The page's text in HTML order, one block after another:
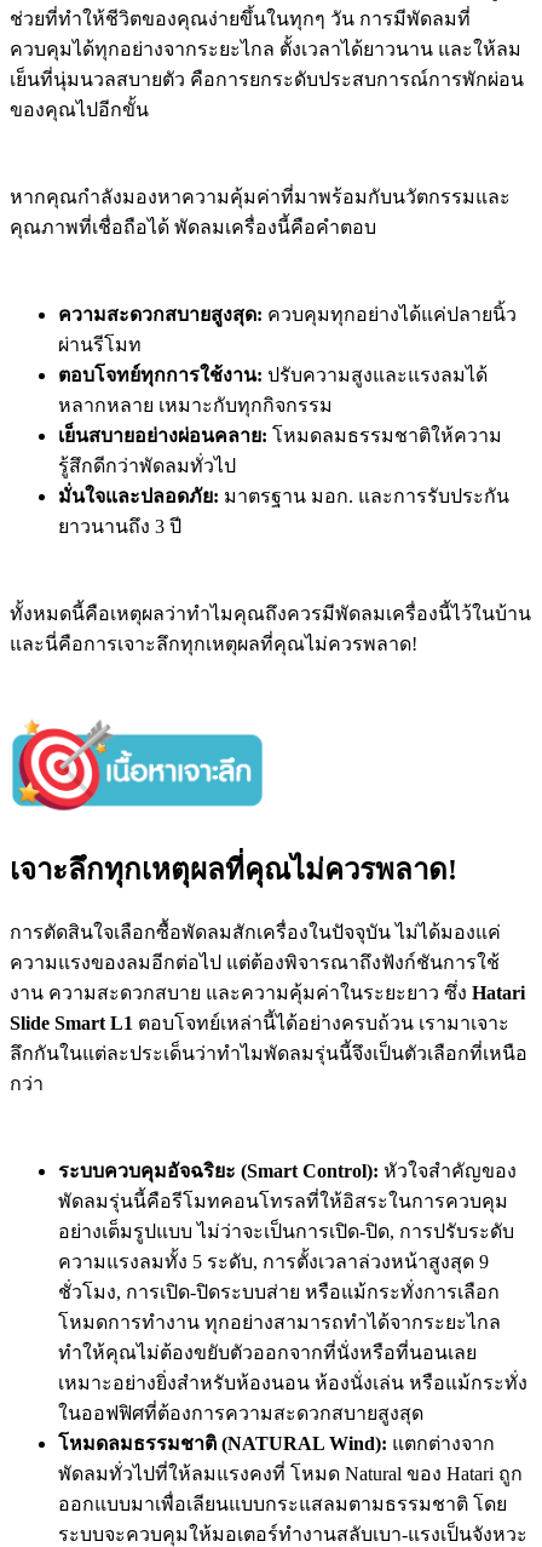
ช่วยที่ทำให้ชีวิตของคุณง่ายขึ้นในทุกๆ วัน การมีพัดลมที่
ควบคุมได้ทุกอย่างจากระยะไกล ตั้งเวลาได้ยาวนาน และให้ลม
เย็นที่นุ่มนวลสบายตัว คือการยกระดับประสบการณ์การพักผ่อน
ของคุณไปอีกขั้น
หากคุณกำลังมองหาความคุ้มค่าที่มาพร้อมกับนวัตกรรมและ
คุณภาพที่เชื่อถือได้ พัดลมเครื่องนี้คือคำตอบ
ความสะดวกสบายสูงสุด: ควบคุมทุกอย่างได้แค่ปลายนิ้ว
ผ่านรีโมท
ตอบโจทย์ทุกการใช้งาน: ปรับความสูงและแรงลมได้
หลากหลาย เหมาะกับทุกกิจกรรม
เย็นสบายอย่างผ่อนคลาย: โหมดลมธรรมชาติให้ความ
รู้สึกดีกว่าพัดลมทั่วไป
มั่นใจและปลอดภัย: มาตรฐาน มอก. และการรับประกัน
ยาวนานถึง 3 ปี
ทั้งหมดนี้คือเหตุผลว่าทำไมคุณถึงควรมีพัดลมเครื่องนี้ไว้ในบ้าน
และนี่คือการเจาะลึกทุกเหตุผลที่คุณไม่ควรพลาด!
เจาะลึกทุกเหตุผลที่คุณไม่ควรพลาด!
การตัดสินใจเลือกซื้อพัดลมสักเครื่องในปัจจุบัน ไม่ได้มองแค่
ความแรงของลมอีกต่อไป แต่ต้องพิจารณาถึงฟังก์ชันการใช้
งาน ความสะดวกสบาย และความคุ้มค่าในระยะยาว ซึ่ง Hatari
Slide Smart L1 ตอบโจทย์เหล่านี้ได้อย่างครบถ้วน เรามาเจาะ
ลึกกันในแต่ละประเด็นว่าทำไมพัดลมรุ่นนี้จึงเป็นตัวเลือกที่เหนือ
กว่า
ระบบควบคุมอัจฉริยะ (Smart Control): หัวใจสำคัญของ
พัดลมรุ่นนี้คือรีโมทคอนโทรลที่ให้อิสระในการควบคุม
อย่างเต็มรูปแบบ ไม่ว่าจะเป็นการเปิด-ปิด, การปรับระดับ
ความแรงลมทั้ง 5 ระดับ, การตั้งเวลาล่วงหน้าสูงสุด 9
ชั่วโมง, การเปิด-ปิดระบบส่าย หรือแม้กระทั่งการเลือก
โหมดการทำงาน ทุกอย่างสามารถทำได้จากระยะไกล
ทำให้คุณไม่ต้องขยับตัวออกจากที่นั่งหรือที่นอนเลย
เหมาะอย่างยิ่งสำหรับห้องนอน ห้องนั่งเล่น หรือแม้กระทั่ง
ในออฟฟิศที่ต้องการความสะดวกสบายสูงสุด
โหมดลมธรรมชาติ (NATURAL Wind): แตกต่างจาก
พัดลมทั่วไปที่ให้ลมแรงคงที่ โหมด Natural ของ Hatari ถูก
ออกแบบมาเพื่อเลียนแบบกระแสลมตามธรรมชาติ โดย
ระบบจะควบคุมให้มอเตอร์ทำงานสลับเบา-แรงเป็นจังหวะ